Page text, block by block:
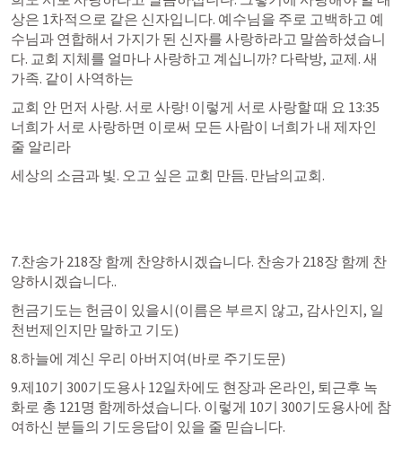
상은 1차적으로 같은 신자입니다. 예수님을 주로 고백하고 예
수님과 연합해서 가지가 된 신자를 사랑하라고 말씀하셨습니
다. 교회 지체를 얼마나 사랑하고 계십니까? 다락방, 교제. 새
가족. 같이 사역하는
교회 안 먼저 사랑. 서로 사랑! 이렇게 서로 사랑할 때 요 13:35
너희가 서로 사랑하면 이로써 모든 사람이 너희가 내 제자인
줄 알리라
세상의 소금과 빛. 오고 싶은 교회 만듬. 만남의교회.
7.찬송가 218장 함께 찬양하시겠습니다. 찬송가 218장 함께 찬
양하시겠습니다..
헌금기도는 헌금이 있을시(이름은 부르지 않고, 감사인지, 일
천번제인지만 말하고 기도)
8.하늘에 계신 우리 아버지여(바로 주기도문)
9.제10기 300기도용사 12일차에도 현장과 온라인, 퇴근후 녹
화로 총 121명 함께하셨습니다. 이렇게 10기 300기도용사에 참
여하신 분들의 기도응답이 있을 줄 믿습니다.